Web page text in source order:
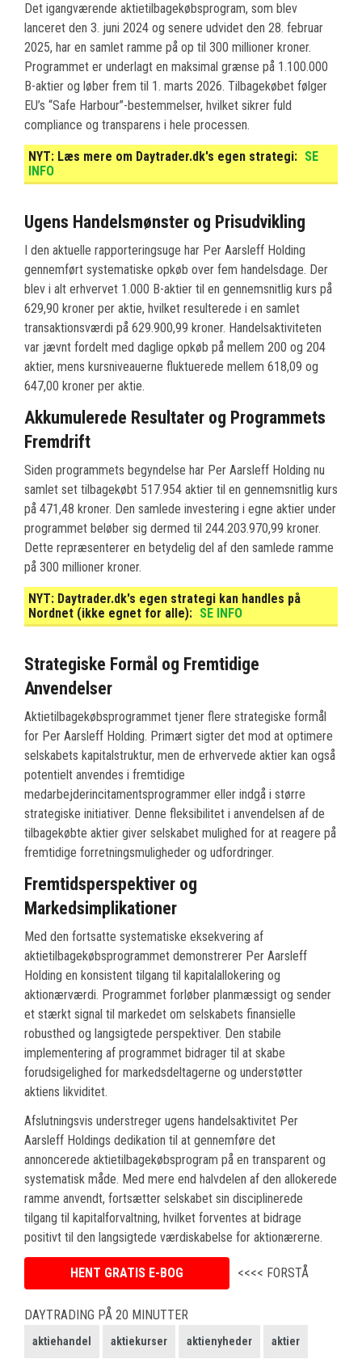
Det igangværende aktietilbagekøbsprogram, som blev
lanceret den 3. juni 2024 og senere udvidet den 28. februar
2025, har en samlet ramme på op til 300 millioner kroner.
Programmet er underlagt en maksimal grænse på 1.100.000
B-aktier og løber frem til 1. marts 2026. Tilbagekøbet følger
EU’s “Safe Harbour”-bestemmelser, hvilket sikrer fuld
compliance og transparens i hele processen.
NYT: Læs mere om Daytrader.dk's egen strategi: SE
INFO
Ugens Handelsmønster og Prisudvikling
I den aktuelle rapporteringsuge har Per Aarsleff Holding
gennemført systematiske opkøb over fem handelsdage. Der
blev i alt erhvervet 1.000 B-aktier til en gennemsnitlig kurs på
629,90 kroner per aktie, hvilket resulterede i en samlet
transaktionsværdi på 629.900,99 kroner. Handelsaktiviteten
var jævnt fordelt med daglige opkøb på mellem 200 og 204
aktier, mens kursniveauerne fluktuerede mellem 618,09 og
647,00 kroner per aktie.
Akkumulerede Resultater og Programmets
Fremdrift
Siden programmets begyndelse har Per Aarsleff Holding nu
samlet set tilbagekøbt 517.954 aktier til en gennemsnitlig kurs
på 471,48 kroner. Den samlede investering i egne aktier under
programmet beløber sig dermed til 244.203.970,99 kroner.
Dette repræsenterer en betydelig del af den samlede ramme
på 300 millioner kroner.
NYT: Daytrader.dk's egen strategi kan handles på
Nordnet (ikke egnet for alle): SE INFO
Strategiske Formål og Fremtidige
Anvendelser
Aktietilbagekøbsprogrammet tjener flere strategiske formål
for Per Aarsleff Holding. Primært sigter det mod at optimere
selskabets kapitalstruktur, men de erhvervede aktier kan også
potentielt anvendes i fremtidige
medarbejderincitamentsprogrammer eller indgå i større
strategiske initiativer. Denne fleksibilitet i anvendelsen af de
tilbagekøbte aktier giver selskabet mulighed for at reagere på
fremtidige forretningsmuligheder og udfordringer.
Fremtidsperspektiver og
Markedsimplikationer
Med den fortsatte systematiske eksekvering af
aktietilbagekøbsprogrammet demonstrerer Per Aarsleff
Holding en konsistent tilgang til kapitalallokering og
aktionærværdi. Programmet forløber planmæssigt og sender
et stærkt signal til markedet om selskabets finansielle
robusthed og langsigtede perspektiver. Den stabile
implementering af programmet bidrager til at skabe
forudsigelighed for markedsdeltagerne og understøtter
aktiens likviditet.
Afslutningsvis understreger ugens handelsaktivitet Per
Aarsleff Holdings dedikation til at gennemføre det
annoncerede aktietilbagekøbsprogram på en transparent og
systematisk måde. Med mere end halvdelen af den allokerede
ramme anvendt, fortsætter selskabet sin disciplinerede
tilgang til kapitalforvaltning, hvilket forventes at bidrage
positivt til den langsigtede værdiskabelse for aktionærerne.
HENT GRATIS E-BOG <<<< FORSTÅ
DAYTRADING PÅ 20 MINUTTER
aktiehandel aktiekurser aktienyheder aktier